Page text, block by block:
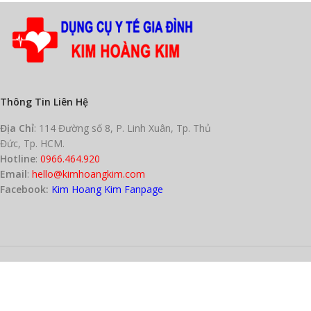
Thông Tin Liên Hệ
Địa Chỉ: 114 Đường số 8, P. Linh Xuân, Tp. Thủ
Đức, Tp. HCM.
Hotline: 0966.464.920
Email: hello@kimhoangkim.com
Facebook: Kim Hoang Kim Fanpage